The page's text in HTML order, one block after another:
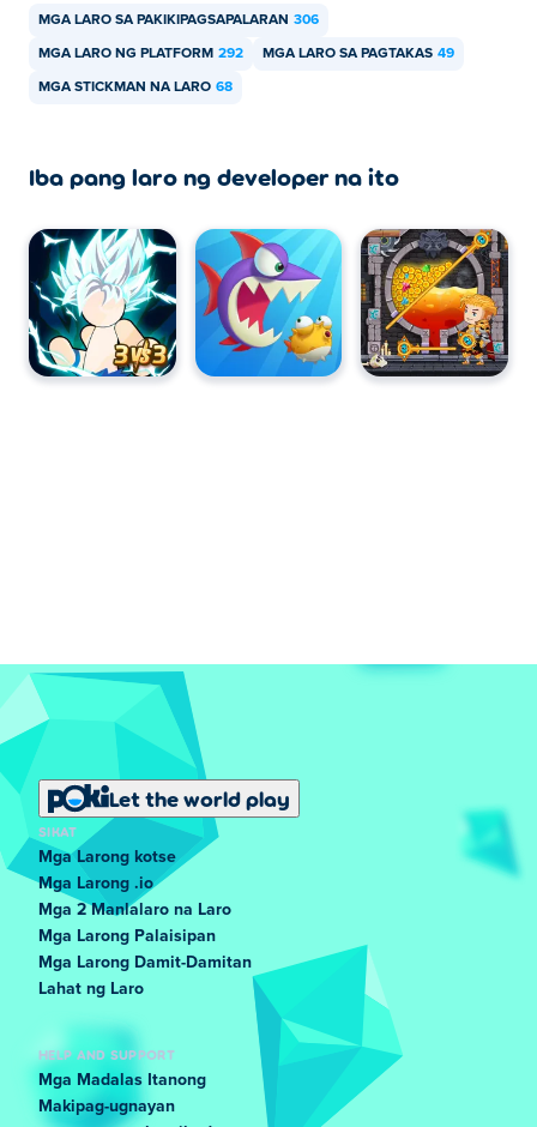
MGA LARO SA PAKIKIPAGSAPALARAN 306
MGA LARO NG PLATFORM 292 MGA LARO SA PAGTAKAS 49
MGA STICKMAN NA LARO 68
Iba pang laro ng developer na ito
Let the world play
SIKAT
Mga Larong kotse
Mga Larong .io
Mga 2 Manlalaro na Laro
Mga Larong Palaisipan
Mga Larong Damit-Damitan
Lahat ng Laro
HELP AND SUPPORT
Mga Madalas Itanong
Makipag-ugnayan